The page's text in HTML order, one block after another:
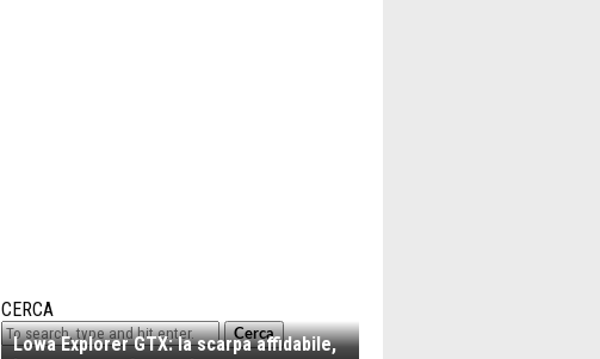
CERCA
Cerca
Lowa Explorer GTX: la scarpa affidabile,